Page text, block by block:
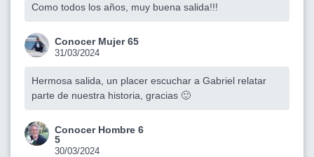
Como todos los años, muy buena salida!!!
Conocer Mujer 65
31/03/2024
Hermosa salida, un placer escuchar a Gabriel relatar
parte de nuestra historia, gracias 🙂
Conocer Hombre 6
5
30/03/2024